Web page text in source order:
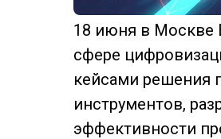
18 июня в Москве
сфере
кейсами решения
инструментов,
эффективности